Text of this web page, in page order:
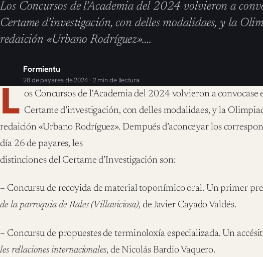
Los Concursos de l’Academia del 2024 volvieron a
Certame d’investigación, con delles modalidaes, y la
redaición «Urbano Rodríguez».…
Formientu
28 de payares de 2024 · 2 min de llectura
L os Concursos de l’Academia del 2024 volvieron a convocase
Certame d’investigación, con delles modalidaes, y la
redaición «Urbano Rodríguez». Dempués d’aconceyar los
día 26 de payares, les
distinciones del Certame d’Investigación son:
– Concursu de recoyida de material toponímico oral. Un primer
de la parroquia de Rales (Villaviciosa), de Javier Cayado Valdés.
– Concursu de propuestes de terminoloxía especializada. Un
les rellaciones internacionales, de Nicolás Bardio Vaquero.